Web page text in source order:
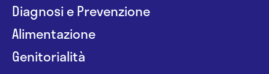
Diagnosi e Prevenzione
Alimentazione
Genitorialità